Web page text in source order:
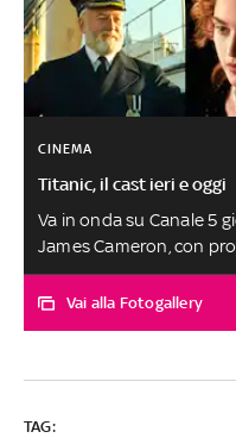
CINEMA
Titanic, il cast ieri e oggi
Va in onda su Canale 5
James Cameron, con
Kate Winslet
Vai alla Fotogallery
TAG: